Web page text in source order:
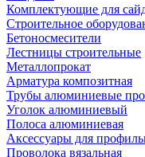
Комплектующие для
Строительное
Бетоносмесители
Лестницы строительные
Металлопрокат
Арматура композитная
Трубы алюминиевые
Уголок алюминиевый
Полоса алюминиевая
Аксессуары для
Проволока вязальная